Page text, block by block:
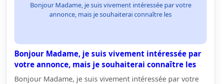
Bonjour Madame, je suis vivement intéressée par votre
annonce, mais je souhaiterai connaître les
Bonjour Madame, je suis vivement intéressée par
votre annonce, mais je souhaiterai connaître les
Bonjour Madame, je suis vivement intéressée par votre